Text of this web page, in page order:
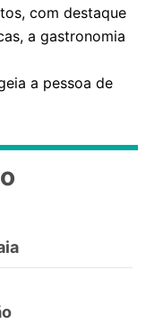
com destaque
a gastronomia
a pessoa de